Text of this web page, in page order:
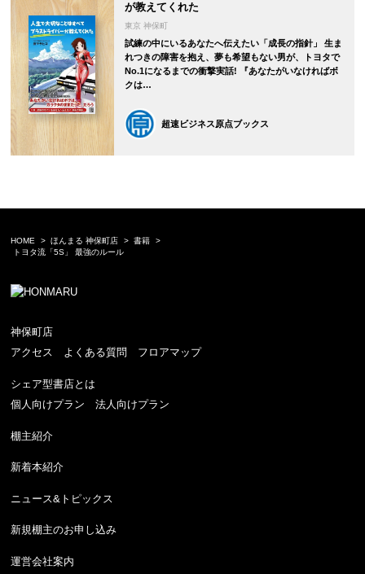
が教えてくれた
東京 神保町
試練の中にいるあなたへ伝えたい「成長の指針」 生ま
れつきの障害を抱え、夢も希望もない男が、トヨタで
No.1になるまでの衝撃実話! 『あなたがいなければボ
クは…
超速ビジネス原点ブックス
HOME ほんまる 神保町店
書籍
トヨタ流「5S」 最強のルール
神保町店
アクセス
よくある質問 フロアマップ
シェア型書店とは
個人向けプラン
法人向けプラン
棚主紹介
新着本紹介
ニュース&トピックス
新規棚主のお申し込み
運営会社案内